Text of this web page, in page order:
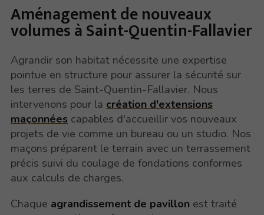
Aménagement de nouveaux
volumes à Saint-Quentin-Fallavier
Agrandir son habitat nécessite une expertise
pointue en structure pour assurer la sécurité sur
les terres de Saint-Quentin-Fallavier. Nous
intervenons pour la création d'extensions
maçonnées capables d'accueillir vos nouveaux
projets de vie comme un bureau ou un studio. Nos
maçons préparent le terrain avec un terrassement
précis suivi du coulage de fondations conformes
aux calculs de charges.
Chaque agrandissement de pavillon est traité